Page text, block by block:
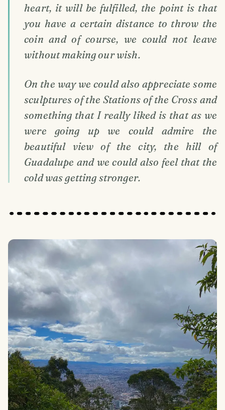
heart, it will be fulfilled, the point is that
you have a certain distance to throw the
coin and of course, we could not leave
without making our wish.
On the way we could also appreciate some
sculptures of the Stations of the Cross and
something that I really liked is that as we
were going up we could admire the
beautiful view of the city, the hill of
Guadalupe and we could also feel that the
cold was getting stronger.